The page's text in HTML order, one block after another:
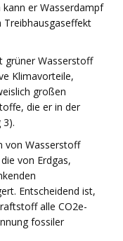
er Wasserdampf
Treibhausgaseffekt
grüner Wasserstoff
Klimavorteile,
großen
die er in der
von Wasserstoff
von Erdgas,
Entscheidend ist,
alle CO2e-
fossiler